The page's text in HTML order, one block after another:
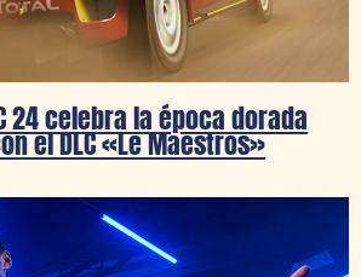
24 celebra la época dorada
el DLC «Le Maestros»